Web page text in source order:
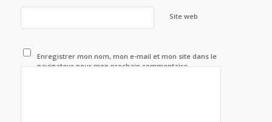
Site web
Enregistrer mon nom, mon e-mail et mon site dans le
navigateur pour mon prochain commentaire.